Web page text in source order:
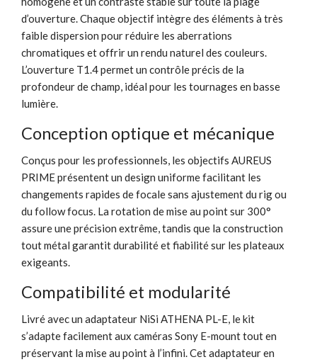
d’ouverture. Chaque objectif intègre des éléments à très
faible dispersion pour réduire les aberrations
chromatiques et offrir un rendu naturel des couleurs.
L’ouverture T1.4 permet un contrôle précis de la
profondeur de champ, idéal pour les tournages en basse
lumière.
Conception optique et mécanique
Conçus pour les professionnels, les objectifs AUREUS
PRIME présentent un design uniforme facilitant les
changements rapides de focale sans ajustement du rig ou
du follow focus. La rotation de mise au point sur 300°
assure une précision extrême, tandis que la construction
tout métal garantit durabilité et fiabilité sur les plateaux
exigeants.
Compatibilité et modularité
Livré avec un adaptateur NiSi ATHENA PL-E, le kit
s’adapte facilement aux caméras Sony E-mount tout en
préservant la mise au point à l’infini. Cet adaptateur en